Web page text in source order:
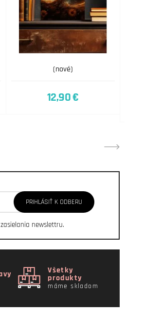
(nové)
12,90 €
PRIHLÁSIŤ K ODBERU
newslettru.
Všetky
produkty
máme skladom